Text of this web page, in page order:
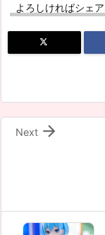
よろしければシェ

Next